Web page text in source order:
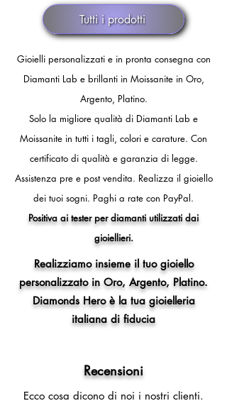
Tutti i prodotti
Gioielli personalizzati e in pronta consegna con
Diamanti Lab e brillanti in Moissanite in Oro,
Argento, Platino.
Solo la migliore qualità di Diamanti Lab e
Moissanite in tutti i tagli, colori e carature. Con
certificato di qualità e garanzia di legge.
Assistenza pre e post vendita. Realizza il gioiello
dei tuoi sogni. Paghi a rate con PayPal.
Positiva ai tester per diamanti utilizzati dai
gioiellieri.
Realizziamo insieme il tuo gioiello
personalizzato in Oro, Argento, Platino.
Diamonds Hero è la tua gioielleria
italiana di fiducia
Recensioni
Ecco cosa dicono di noi i nostri clienti.